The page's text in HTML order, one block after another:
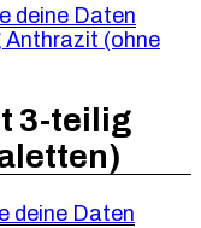
deine Daten
3-teilig
deine Daten